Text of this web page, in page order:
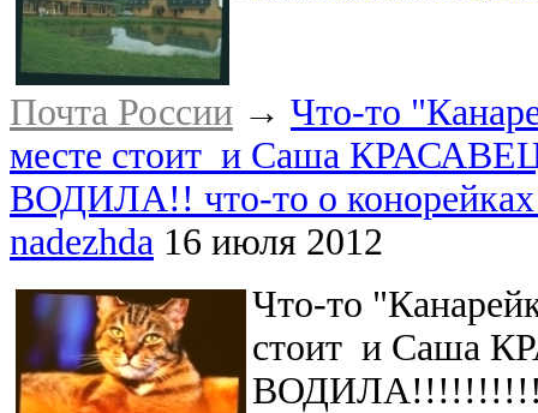
Почта России → Что-то
месте стоит и Саша
ВОДИЛА!! что-то о
nadezhda 16 июля 2012
Что-то
стоит и Саша